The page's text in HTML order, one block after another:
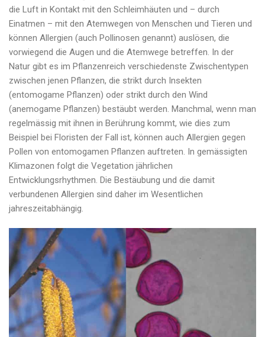
die Luft in Kontakt mit den Schleimhäuten und – durch
Einatmen – mit den Atemwegen von Menschen und Tieren und
können Allergien (auch Pollinosen genannt) auslösen, die
vorwiegend die Augen und die Atemwege betreffen. In der
Natur gibt es im Pflanzenreich verschiedenste Zwischentypen
zwischen jenen Pflanzen, die strikt durch Insekten
(entomogame Pflanzen) oder strikt durch den Wind
(anemogame Pflanzen) bestäubt werden. Manchmal, wenn man
regelmässig mit ihnen in Berührung kommt, wie dies zum
Beispiel bei Floristen der Fall ist, können auch Allergien gegen
Pollen von entomogamen Pflanzen auftreten. In gemässigten
Klimazonen folgt die Vegetation jährlichen
Entwicklungsrhythmen. Die Bestäubung und die damit
verbundenen Allergien sind daher im Wesentlichen
jahreszeitabhängig.